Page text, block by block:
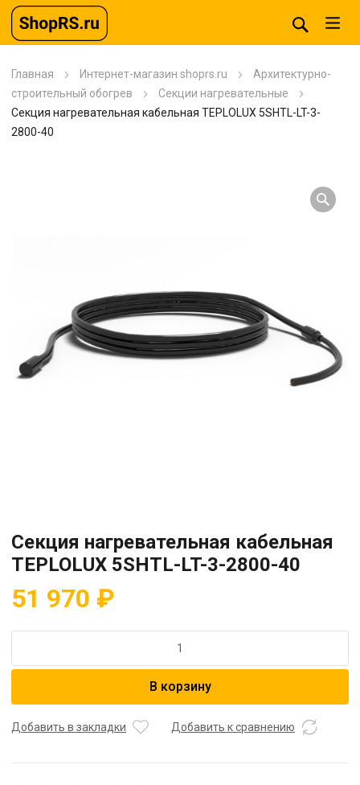
Главная Интернет-магазин shoprs.ru
Архитектурно-
строительный обогрев
Секции нагревательные
Секция нагревательная кабельная TEPLOLUX 5SHTL-LT-3-
2800-40
Секция нагревательная кабельная
TEPLOLUX 5SHTL-LT-3-2800-40
51 970 ₽
Секция
TEPLOLUX
В корзину
Добавить в закладки Добавить к сравнению